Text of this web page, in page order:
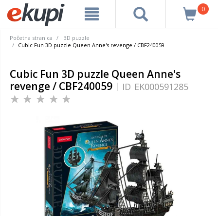
0
Početna stranica
3D puzzle
Cubic Fun 3D puzzle Queen Anne's revenge / CBF240059
Cubic Fun 3D puzzle Queen Anne's
revenge / CBF240059
ID EK000591285